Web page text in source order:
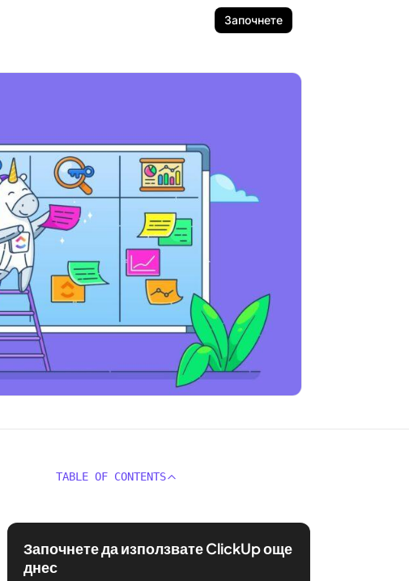
Започнете
TABLE OF CONTENTS
Започнете да използвате ClickUp още
днес